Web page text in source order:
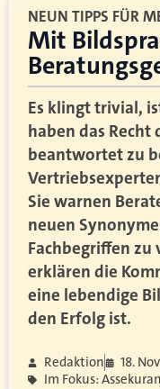
NEUN TIPPS FÜR
Mit
Es klingt trivial,
haben das
beantwortet zu
Sie warnen
neuen
Fachbegriffen
erklären die
eine lebendige
den Erfolg ist.
Redaktion 18.
Im Fokus: